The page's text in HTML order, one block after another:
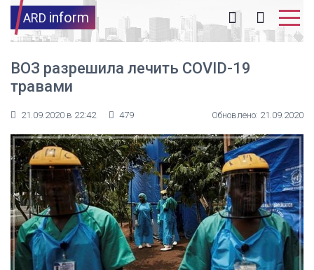
ARD inform
ВОЗ разрешила лечить COVID-19
травами
21.09.2020 в 22:42 479 Обновлено: 21.09.2020